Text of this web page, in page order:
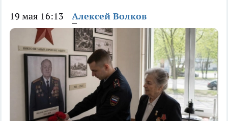
19 мая 16:13 Алексей Волков